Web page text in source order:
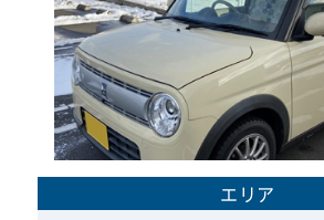
エリア